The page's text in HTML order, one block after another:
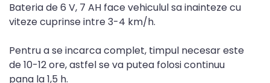
Bateria de 6 V, 7 AH face vehiculul sa inainteze cu
viteze cuprinse intre 3-4 km/h.
Pentru a se incarca complet, timpul necesar este
de 10-12 ore, astfel se va putea folosi continuu
pana la 1,5 h.